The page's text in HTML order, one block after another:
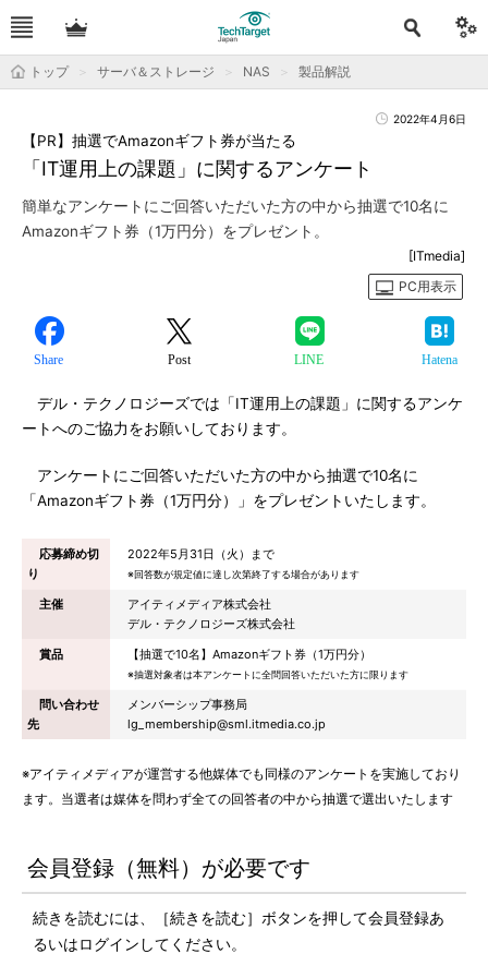
トップ サーバ＆ストレージ NAS 製品解説
2022年4月6日
「IT運用上の課題」に関するアンケート
【PR】抽選でAmazonギフト券が当たる
簡単なアンケートにご回答いただいた方の中から抽選で10名に
Amazonギフト券（1万円分）をプレゼント。
[ITmedia]
PC用表示
Share Post LINE Hatena
デル・テクノロジーズでは「IT運用上の課題」に関するアンケ
ートへのご協力をお願いしております。
アンケートにご回答いただいた方の中から抽選で10名に
「Amazonギフト券（1万円分）」をプレゼントいたします。
応募締め切
り
2022年5月31日（火）まで
※回答数が規定値に達し次第終了する場合があります
主催
アイティメディア株式会社
デル・テクノロジーズ株式会社
賞品
【抽選で10名】Amazonギフト券（1万円分）
※抽選対象者は本アンケートに全問回答いただいた方に限ります
問い合わせ
先
メンバーシップ事務局
lg_membership@sml.itmedia.co.jp
※アイティメディアが運営する他媒体でも同様のアンケートを実施しており
ます。当選者は媒体を問わず全ての回答者の中から抽選で選出いたします
会員登録（無料）が必要です
続きを読むには、［続きを読む］ボタンを押して会員登録あ
るいはログインしてください。